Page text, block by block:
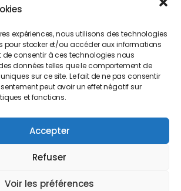
expériences, nous utilisons des technologies
pour stocker et/ou accéder aux informations
de consentir à ces technologies nous
données telles que le comportement de
sur ce site. Le fait de ne pas consentir
peut avoir un effet négatif sur
et fonctions.
Accepter
Refuser
Voir les préférences
légales Politique de cookies